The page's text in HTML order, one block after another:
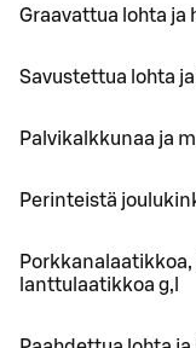
Graavattua lohta ja
Savustettua lohta
Palvikalkkunaa ja
Perinteistä
lanttulaatikkoa g,l